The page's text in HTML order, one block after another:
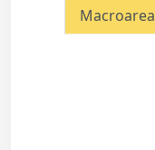
Macroarea